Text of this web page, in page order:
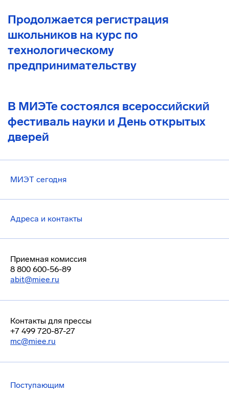
Продолжается регистрация
школьников на курс по
технологическому
предпринимательству
В МИЭТе состоялся всероссийский
фестиваль науки и День открытых
дверей
МИЭТ сегодня
Адреса и контакты
Приемная комиссия
8 800 600-56-89
abit@miee.ru
Контакты для прессы
+7 499 720-87-27
mc@miee.ru
Поступающим